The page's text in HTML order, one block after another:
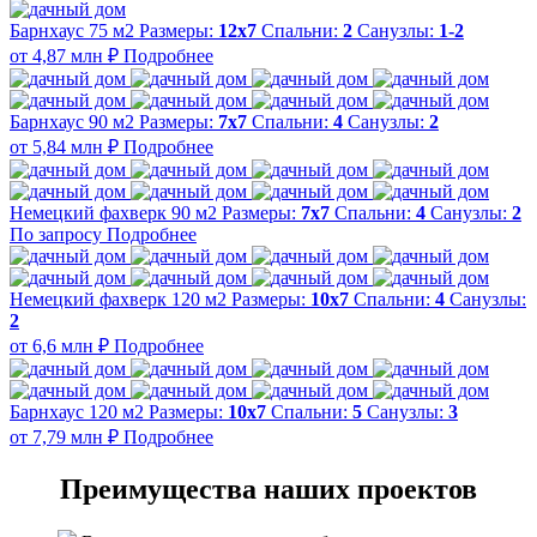
Барнхаус 75 м2 Размеры: 12x7 Спальни: 2 Санузлы: 1-2
от 4,87 млн ₽ Подробнее
Барнхаус 90 м2 Размеры: 7x7 Спальни: 4 Санузлы: 2
от 5,84 млн ₽ Подробнее
Немецкий фахверк 90 м2 Размеры: 7x7 Спальни: 4 Санузлы: 2
По запросу Подробнее
Немецкий фахверк 120 м2 Размеры: 10x7 Спальни: 4 Санузлы:
2
от 6,6 млн ₽ Подробнее
Барнхаус 120 м2 Размеры: 10x7 Спальни: 5 Санузлы: 3
от 7,79 млн ₽ Подробнее
Преимущества наших проектов